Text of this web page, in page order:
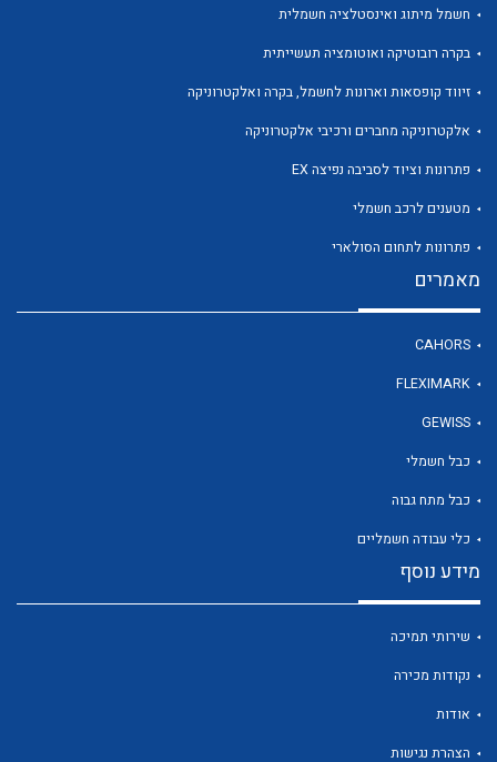
לכל מוצרי היצרן
חשמל מיתוג ואינסטלציה חשמלית
בקרה רובוטיקה ואוטומציה תעשייתית
זיווד קופסאות וארונות לחשמל, בקרה ואלקטרוניקה
אלקטרוניקה מחברים ורכיבי אלקטרוניקה
פתרונות וציוד לסביבה נפיצה EX
מטענים לרכב חשמלי
פתרונות לתחום הסולארי
מאמרים
CAHORS
FLEXIMARK
GEWISS
כבל חשמלי
כבל מתח גבוה
כלי עבודה חשמליים
מידע נוסף
שירותי תמיכה
נקודות מכירה
אודות
הצהרת נגישות